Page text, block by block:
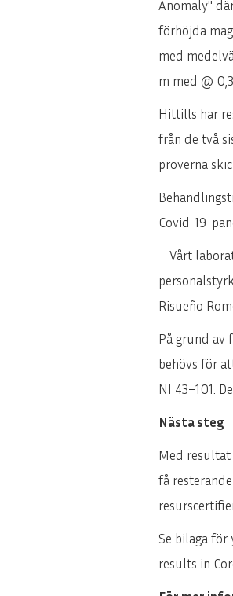
Anomaly"
förhöjda
med
m med @
Hittills har
från de två
proverna
Covid-19-
– Vårt
Risueño
På grund av
behövs för
NI 43–101.
Nästa steg
Med
få
Se bilaga
results in